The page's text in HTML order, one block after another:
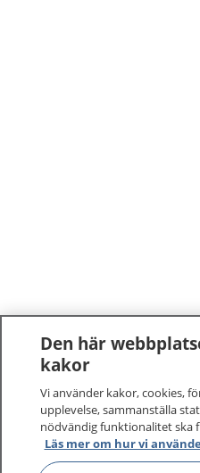
Den här
kakor
Vi använder kakor, cookies,
upplevelse, sammanställa
nödvändig funktionalitet ska
Läs mer om hur vi